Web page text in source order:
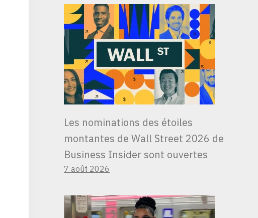
Les nominations des étoiles
montantes de Wall Street 2026 de
Business Insider sont ouvertes
7 août 2026